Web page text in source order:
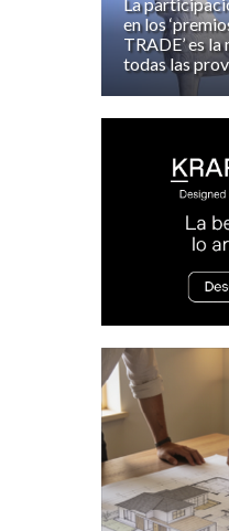
La
en los
TRADE’ es
todas las